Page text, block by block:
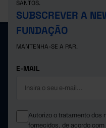
SANTOS.
SUBSCREVER A
FUNDAÇÃO
MANTENHA-SE A PAR.
E-MAIL
Autorizo o tratamento dos
fornecidos, de acordo com